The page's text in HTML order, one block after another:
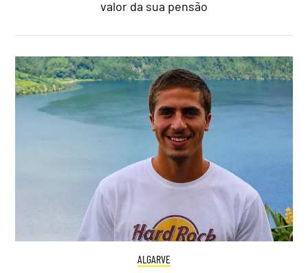
valor da sua pensão
ALGARVE